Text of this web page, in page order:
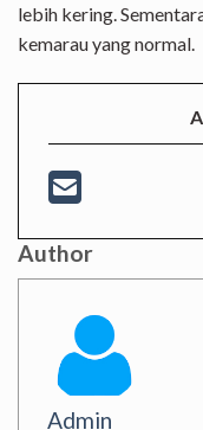
lebih kering.
kemarau yang normal.
Author
Admin